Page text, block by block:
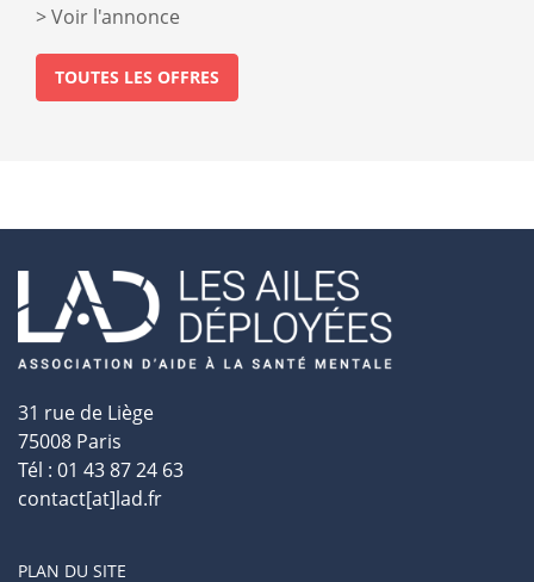
Voir l'annonce
TOUTES LES OFFRES
31 rue de Liège
75008 Paris
Tél : 01 43 87 24 63
contact[at]lad.fr
PLAN DU SITE